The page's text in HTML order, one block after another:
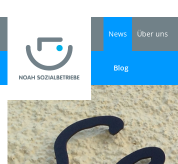
News
Blog
Über uns